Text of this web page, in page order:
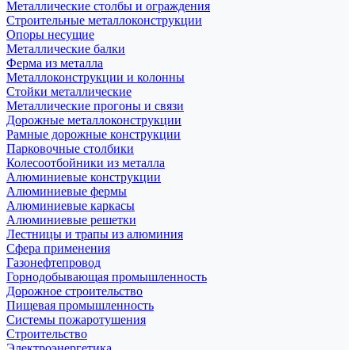
Металлические столбы и ограждения
Строительные металлоконструкции
Опоры несущие
Металлические балки
Ферма из металла
Металлоконструкции и колонны
Стойки металлические
Металлические прогоны и связи
Дорожные металлоконструкции
Рамные дорожные конструкции
Парковочные столбики
Колесоотбойники из металла
Алюминиевые конструкции
Алюминиевые фермы
Алюминиевые каркасы
Алюминиевые решетки
Лестницы и трапы из алюминия
Сфера применения
Газонефтепровод
Горнодобывающая промышленность
Дорожное строительство
Пищевая промышленность
Системы пожаротушения
Строительство